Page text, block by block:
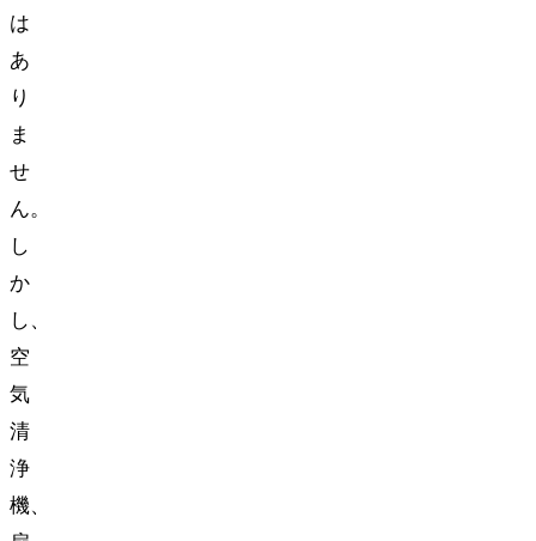
は
あ
り
ま
せ
ん。
し
か
し、
空
気
清
浄
機、